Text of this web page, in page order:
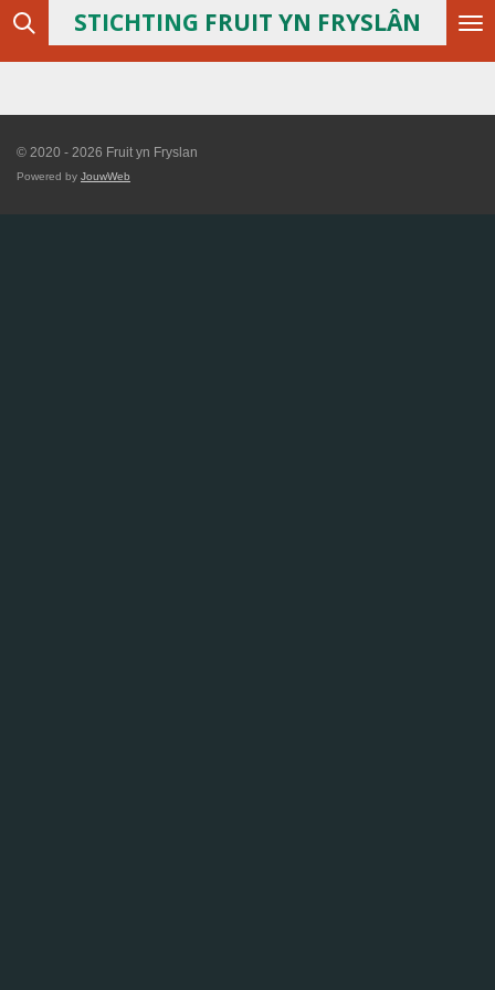
Ga
hoofdinhoud
STICHTING FRUIT YN FRYSLÂN
© 2020 - 2026 Fruit yn Fryslan
Powered by JouwWeb